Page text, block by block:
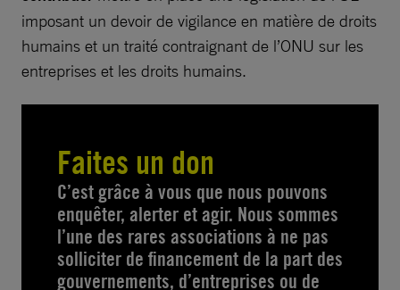
imposant un devoir de vigilance en matière de droits
humains et un traité contraignant de l’ONU sur les
entreprises et les droits humains.
Faites un don
C’est grâce à vous que nous pouvons
enquêter, alerter et agir. Nous sommes
l’une des rares associations à ne pas
solliciter de financement de la part des
gouvernements, d’entreprises ou de